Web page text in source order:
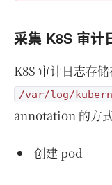
采集 K8S 审计
K8S 审计日志存
/var/log/
annotation 的方式
创建 pod